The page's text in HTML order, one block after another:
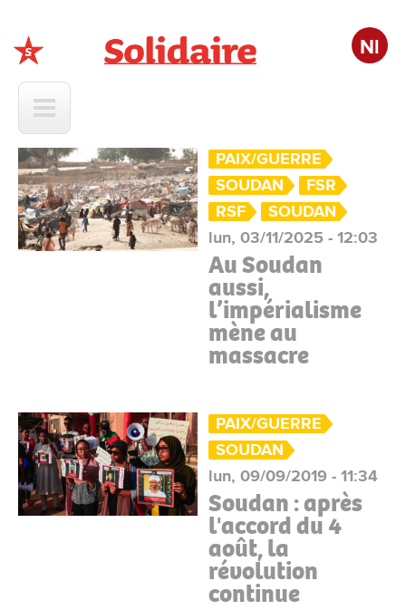
Nl
PAIX/GUERRE
SOUDAN
FSR
RSF
SOUDAN
lun, 03/11/2025 - 12:03
Au Soudan
aussi,
l’impérialisme
mène au
massacre
PAIX/GUERRE
SOUDAN
lun, 09/09/2019 - 11:34
Soudan : après
l'accord du 4
août, la
révolution
continue